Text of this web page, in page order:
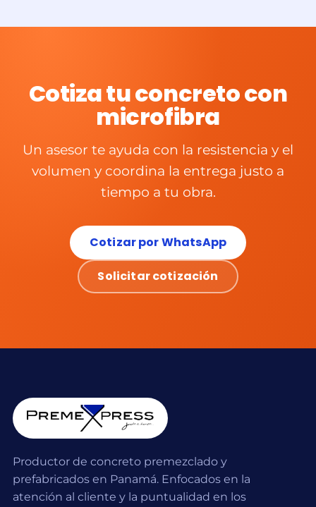
Cotiza tu concreto con
microfibra
Un asesor te ayuda con la resistencia y el
volumen y coordina la entrega justo a
tiempo a tu obra.
Cotizar por WhatsApp
Solicitar cotización
Productor de concreto premezclado y
prefabricados en Panamá. Enfocados en la
atención al cliente y la puntualidad en los